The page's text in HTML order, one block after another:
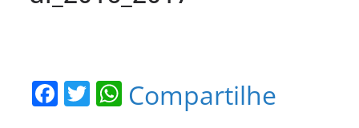
F T W
Compartilhe